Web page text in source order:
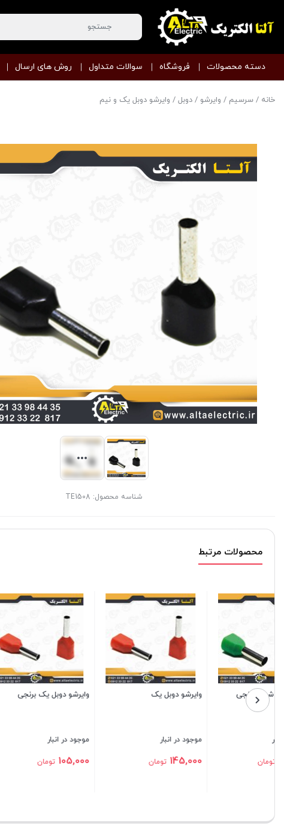
دسته محصولات فروشگاه سوالات متداول روش های ارسال
خانه / سرسیم / وایرشو / دوبل / وایرشو دوبل یک و نیم
شناسه محصول: TE1508
محصولات مرتبط
وایرشو دوبل نیم برنجی
موجود در انبار
تومان
وایرشو دوبل نیم
موجود در انبار
تومان